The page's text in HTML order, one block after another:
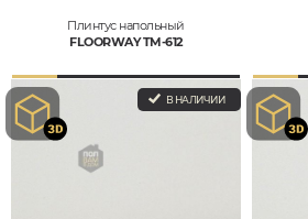
Плинтус напольный
FLOORWAY TM-612
В НАЛИЧИИ